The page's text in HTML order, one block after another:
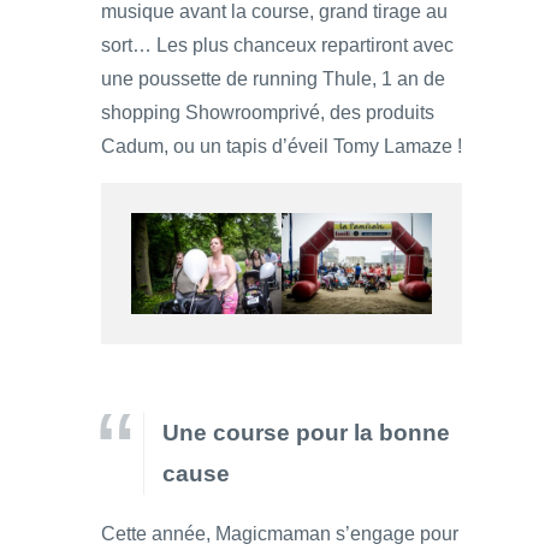
musique avant la course, grand tirage au
sort… Les plus chanceux repartiront avec
une poussette de running Thule, 1 an de
shopping Showroomprivé, des produits
Cadum, ou un tapis d’éveil Tomy Lamaze !
Une course pour la bonne
cause
Cette année, Magicmaman s’engage pour